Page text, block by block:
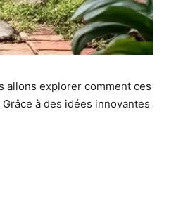
allons explorer comment ces
à des idées innovantes